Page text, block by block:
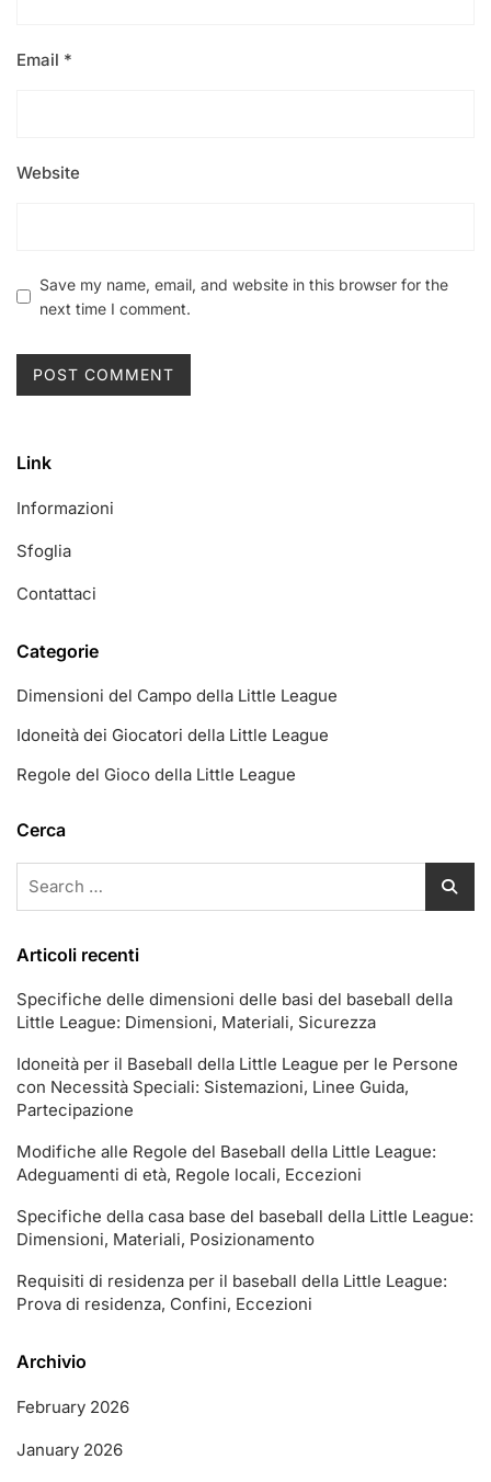
Email *
Website
Save my name, email, and website in this browser for the
next time I comment.
Link
Informazioni
Sfoglia
Contattaci
Categorie
Dimensioni del Campo della Little League
Idoneità dei Giocatori della Little League
Regole del Gioco della Little League
Cerca
Articoli recenti
Specifiche delle dimensioni delle basi del baseball della
Little League: Dimensioni, Materiali, Sicurezza
Idoneità per il Baseball della Little League per le Persone
con Necessità Speciali: Sistemazioni, Linee Guida,
Partecipazione
Modifiche alle Regole del Baseball della Little League:
Adeguamenti di età, Regole locali, Eccezioni
Specifiche della casa base del baseball della Little League:
Dimensioni, Materiali, Posizionamento
Requisiti di residenza per il baseball della Little League:
Prova di residenza, Confini, Eccezioni
Archivio
February 2026
January 2026